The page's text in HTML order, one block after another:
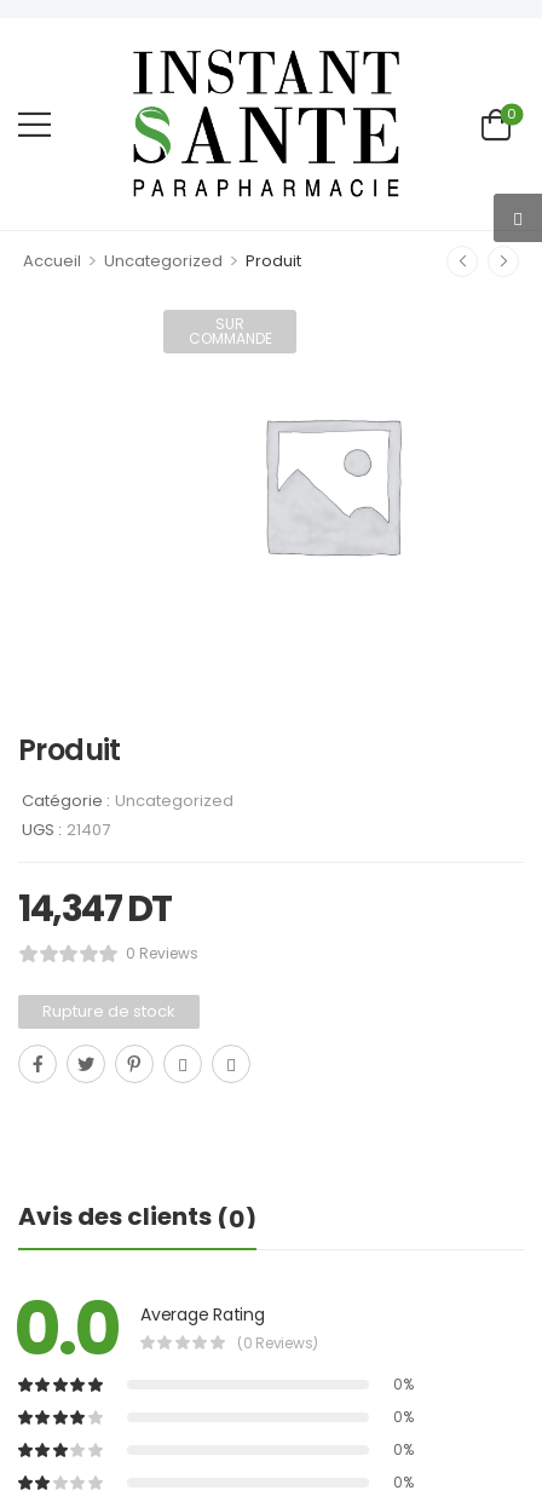
0
Accueil > Uncategorized > Produit
SUR
COMMANDE
Produit
Catégorie : Uncategorized
UGS : 21407
14,347DT
0 Reviews
Rupture de stock
Avis des clients (0)
0.0 Average Rating
(0 Reviews)
0%
0%
0%
0%